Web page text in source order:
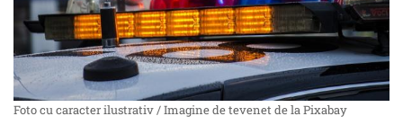
Foto cu caracter ilustrativ / Imagine de tevenet de la Pixabay